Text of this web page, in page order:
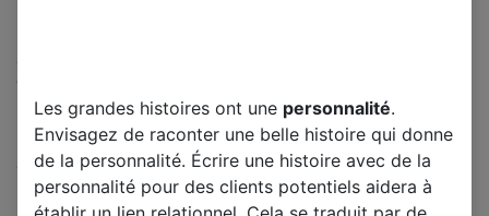
WHIRLPOOL AKZM 776/IX
FXTP6 BROCHE NEUVE
(0 avis)
Offre :15,00€
Les grandes histoires ont une personnalité.
Envisagez de raconter une belle histoire qui donne
de la personnalité. Écrire une histoire avec de la
personnalité pour des clients potentiels aidera à